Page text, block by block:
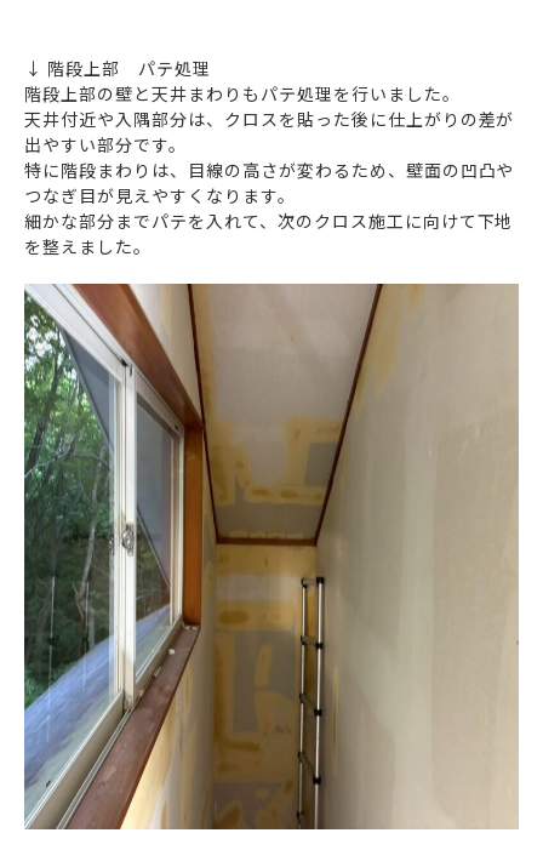
↓ 階段上部 パテ処理
階段上部の壁と天井まわりもパテ処理を行いました。
天井付近や入隅部分は、クロスを貼った後に仕上がりの差が
出やすい部分です。
特に階段まわりは、目線の高さが変わるため、壁面の凹凸や
つなぎ目が見えやすくなります。
細かな部分までパテを入れて、次のクロス施工に向けて下地
を整えました。